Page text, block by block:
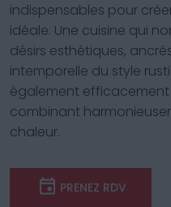
indispensables pour
idéale. Une cuisine qui
désirs esthétiques,
intemporelle du style
également
combinant
chaleur.
PRENEZ RDV